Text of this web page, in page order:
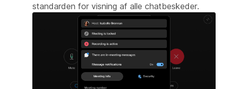
standarden for visning af alle chatbeskeder.